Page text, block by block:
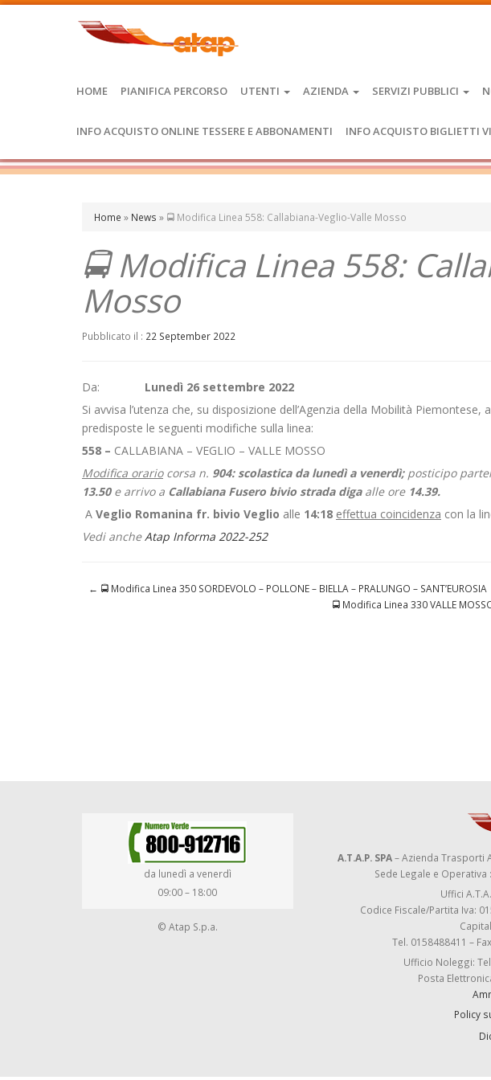
HOME PIANIFICA PERCORSO UTENTI AZIENDA SERVIZI PUBBLICI
INFO ACQUISTO ONLINE TESSERE E ABBONAMENTI INFO ACQUISTO BIGLIETTI
Home » News » 🚍 Modifica Linea 558: Callabiana-Veglio-Valle Mosso
🚍 Modifica Linea 558:
Mosso
Pubblicato il : 22 September 2022
Da: Lunedì 26 settembre 2022
Si avvisa l’utenza che, su disposizione dell’Agenzia della Mobilità Piemontese,
predisposte le seguenti modifiche sulla linea:
558 – CALLABIANA – VEGLIO – VALLE MOSSO
Modifica orariocorsa n. 904: scolastica da lunedì a venerdì; posticipo
13.50 e arrivo a Callabiana Fusero bivio strada digaalle ore 14.39.
A Veglio Romanina fr. bivio Veglio alle 14:18 effettua coincidenza con la
Vedi ancheAtap Informa 2022-252
← 🚍 Modifica Linea 350 SORDEVOLO – POLLONE – BIELLA – PRALUNGO – SANT’EUROSIA
🚍 Modifica Linea 330 VALLE
da lunedì a venerdì
09:00 – 18:00
© Atap S.p.a.
A.T.A.P. SPA– Azienda Trasporti
Sede Legale e
Uffici
Codice Fiscale/Partita Iva:
Tel. 0158488411 –
Ufficio Noleggi:
Posta
Policy